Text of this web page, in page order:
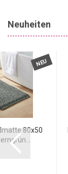
Neuheiten
NEU
80x50